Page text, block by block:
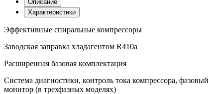
Описание
Характеристики
Эффективные спиральные компрессоры
Заводская заправка хладагентом R410a
Расширенная базовая комплектация
Система диагностики, контроль тока компрессора, фазовый
монитор (в трехфазных моделях)